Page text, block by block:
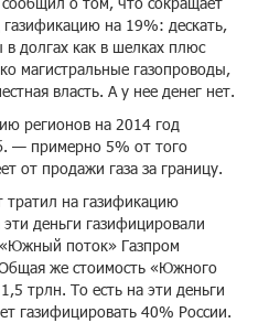
на 19%: дескать,
в долгах как в шелках плюс
магистральные газопроводы,
власть. А у нее денег нет.
регионов на 2014 год
— примерно 5% от того
от продажи газа за границу.
тратил на газификацию
деньги газифицировали
поток» Газпром
же стоимость «Южного
трлн. То есть на эти деньги
газифицировать 40% России.